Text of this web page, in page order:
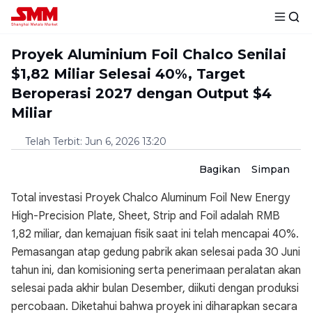
Proyek Aluminium Foil Chalco Senilai
$1,82 Miliar Selesai 40%, Target
Beroperasi 2027 dengan Output $4
Miliar
Telah Terbit: Jun 6, 2026 13:20
Bagikan Simpan
Total investasi Proyek Chalco Aluminum Foil New Energy
High-Precision Plate, Sheet, Strip and Foil adalah RMB
1,82 miliar, dan kemajuan fisik saat ini telah mencapai 40%.
Pemasangan atap gedung pabrik akan selesai pada 30 Juni
tahun ini, dan komisioning serta penerimaan peralatan akan
selesai pada akhir bulan Desember, diikuti dengan produksi
percobaan. Diketahui bahwa proyek ini diharapkan secara